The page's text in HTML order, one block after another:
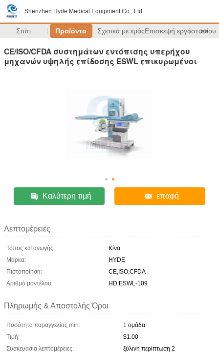
Shenzhen Hyde Medical Equipment Co., Ltd.
Σπίτι Προϊόντα Σχετικά με εμάςΕπισκεψή εργοστασίου
>>
CE/ISO/CFDA συστημάτων εντόπισης υπερήχου
μηχανών υψηλής επίδοσης ESWL επικυρωμένοι
Καλύτερη τιμή επαφή
Λεπτομέρειες
Τόπος καταγωγής:
Κίνα
Μάρκα:
HYDE
Πιστοποίηση:
CE,ISO,CFDA
Αριθμό μοντέλου:
HD.ESWL-109
Πληρωμής & Αποστολής Όροι
Ποσότητα παραγγελίας min:
1 ομάδα
Τιμή:
$1.00
Συσκευασία λεπτομέρειες:
ξύλινη περίπτωση 2